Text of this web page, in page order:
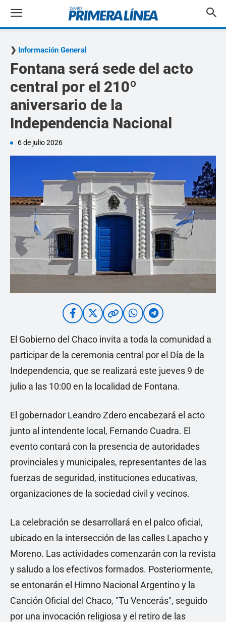
Información General
Fontana será sede del acto
central por el 210º
aniversario de la
Independencia Nacional
6 de julio 2026
El Gobierno del Chaco invita a toda la comunidad a
participar de la ceremonia central por el Día de la
Independencia, que se realizará este jueves 9 de
julio a las 10:00 en la localidad de Fontana.
El gobernador Leandro Zdero encabezará el acto
junto al intendente local, Fernando Cuadra. El
evento contará con la presencia de autoridades
provinciales y municipales, representantes de las
fuerzas de seguridad, instituciones educativas,
organizaciones de la sociedad civil y vecinos.
La celebración se desarrollará en el palco oficial,
ubicado en la intersección de las calles Lapacho y
Moreno. Las actividades comenzarán con la revista
y saludo a los efectivos formados. Posteriormente,
se entonarán el Himno Nacional Argentino y la
Canción Oficial del Chaco, "Tu Vencerás", seguido
por una invocación religiosa y el retiro de las